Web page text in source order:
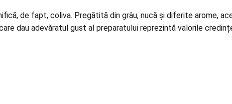
de fapt, coliva. Pregătită din grâu, nucă și diferite arome,
dau adevăratul gust al preparatului reprezintă valorile